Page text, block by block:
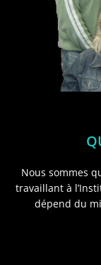
Nous sommes
travaillant à
dépend du